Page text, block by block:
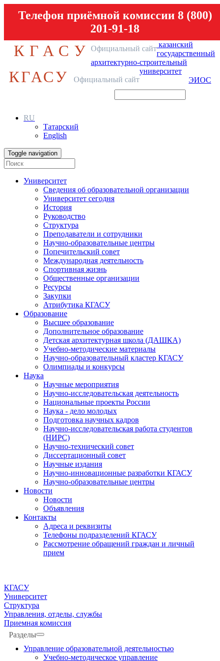
Телефон приёмной комиссии 8 (800)
201-91-18
КГАСУ Официальный сайт казанский
государственный
архитектурно-строительный
университет
КГАСУ Официальный сайт ЭИОС
RU
Татарский
English
Toggle navigation
Университет
Сведения об образовательной организации
Университет сегодня
История
Руководство
Структура
Преподаватели и сотрудники
Научно-образовательные центры
Попечительский совет
Международная деятельность
Спортивная жизнь
Общественные организации
Ресурсы
Закупки
Атрибутика КГАСУ
Образование
Высшее образование
Дополнительное образование
Детская архитектурная школа (ДАШКА)
Учебно-методические материалы
Научно-образовательный кластер КГАСУ
Олимпиады и конкурсы
Наука
Научные мероприятия
Научно-исследовательская деятельность
Национальные проекты России
Наука - дело молодых
Подготовка научных кадров
Научно-исследовательская работа студентов
(НИРС)
Научно-технический совет
Диссертационный совет
Научные издания
Научно-инновационные разработки КГАСУ
Научно-образовательные центры
Новости
Новости
Объявления
Контакты
Адреса и реквизиты
Телефоны подразделений КГАСУ
Рассмотрение обращений граждан и личный
прием
КГАСУ
Университет
Структура
Управления, отделы, службы
Приемная комиссия
Разделы
Управление образовательной деятельностью
Учебно-методическое управление